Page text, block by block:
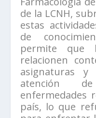
de la LCNH,
estas
de
permite que
relacionen
asignaturas
atención
enfermedades
país, lo que